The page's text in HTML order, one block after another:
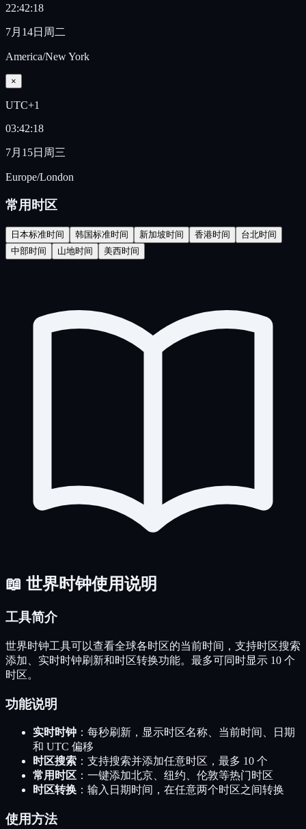
22:42:18
7月14日周二
America/New York
×
UTC+1
03:42:18
7月15日周三
Europe/London
常用时区
日本标准时间 韩国标准时间 新加坡时间 香港时间
台北时间
中部时间
山地时间 美西时间
📖 世界时钟使用说明
工具简介
世界时钟工具可以查看全球各时区的当前时间，支持时区搜索
添加、实时时钟刷新和时区转换功能。最多可同时显示 10 个
时区。
功能说明
实时时钟 ：每秒刷新，显示时区名称、当前时间、日期
和 UTC 偏移
时区搜索 ：支持搜索并添加任意时区，最多 10 个
常用时区 ：一键添加北京、纽约、伦敦等热门时区
时区转换 ：输入日期时间，在任意两个时区之间转换
使用方法